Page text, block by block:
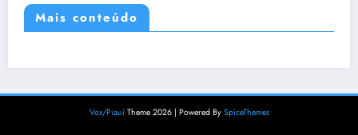
Mais conteúdo
Vox/Piauí Theme 2026 | Powered By SpiceThemes